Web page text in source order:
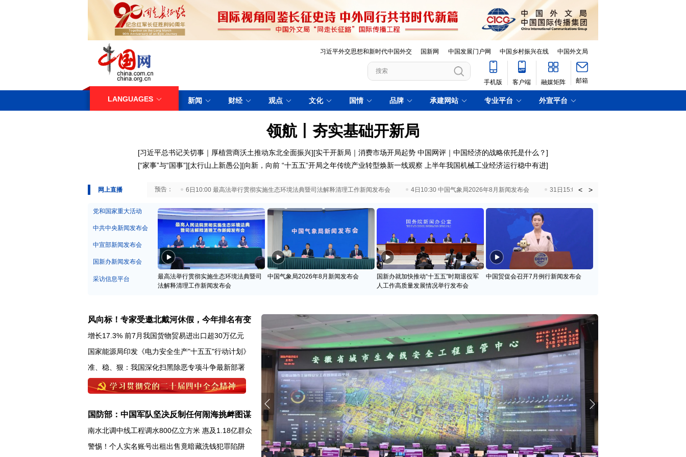
习近平外交思想和新时代中国外交 国新网 中国发展门户网 中国乡村振兴在线 中国外文局
手机版 客户端 融媒矩阵 邮箱
LANGUAGES 新闻 财经 观点 文化 国情 品牌 承建网站 专业平台 外宣平台
领航丨夯实基础开新局
[习近平总书记关切事｜厚植营商沃土推动东北全面振兴][实干开新局｜消费市场开局起势 中国网评｜中国经济的战略依托是什么？]
[“家事”与“国事”][太行山上新愚公][向新，向前 “十五五”开局之年传统产业转型焕新一线观察 上半年我国机械工业经济运行稳中有进]
网上直播
29日10:00 国务院台湾事务办公室7月29日举行新闻发布会 6日10:00 最高法举行贯彻实施生态环境法典暨司法解释清理工作新闻发布会 4日10:30 中国气象局2026年8月新闻发布会 31日15:00 国新办就加快推动“十五五”时期退役
< >
党和国家重大活动
中共中央新闻发布会
中宣部新闻发布会
国新办新闻发布会
采访信息平台
最高法举行贯彻实施生态环境法典暨司
法解释清理工作新闻发布会
中国气象局2026年8月新闻发布会
国新办就加快推动“十五五”时期退役军
人工作高质量发展情况举行发布会
中国贸促会召开7月例行新闻发布会
风向标！专家受邀北戴河休假，今年排名有变
增长17.3% 前7月我国货物贸易进出口超30万亿元
国家能源局印发《电力安全生产"十五五"行动计划》
准、稳、狠：我国深化扫黑除恶专项斗争最新部署
国防部：中国军队坚决反制任何闹海挑衅图谋
南水北调中线工程调水800亿立方米 惠及1.18亿群众
警惕！个人实名账号出租出售竟暗藏洗钱犯罪陷阱